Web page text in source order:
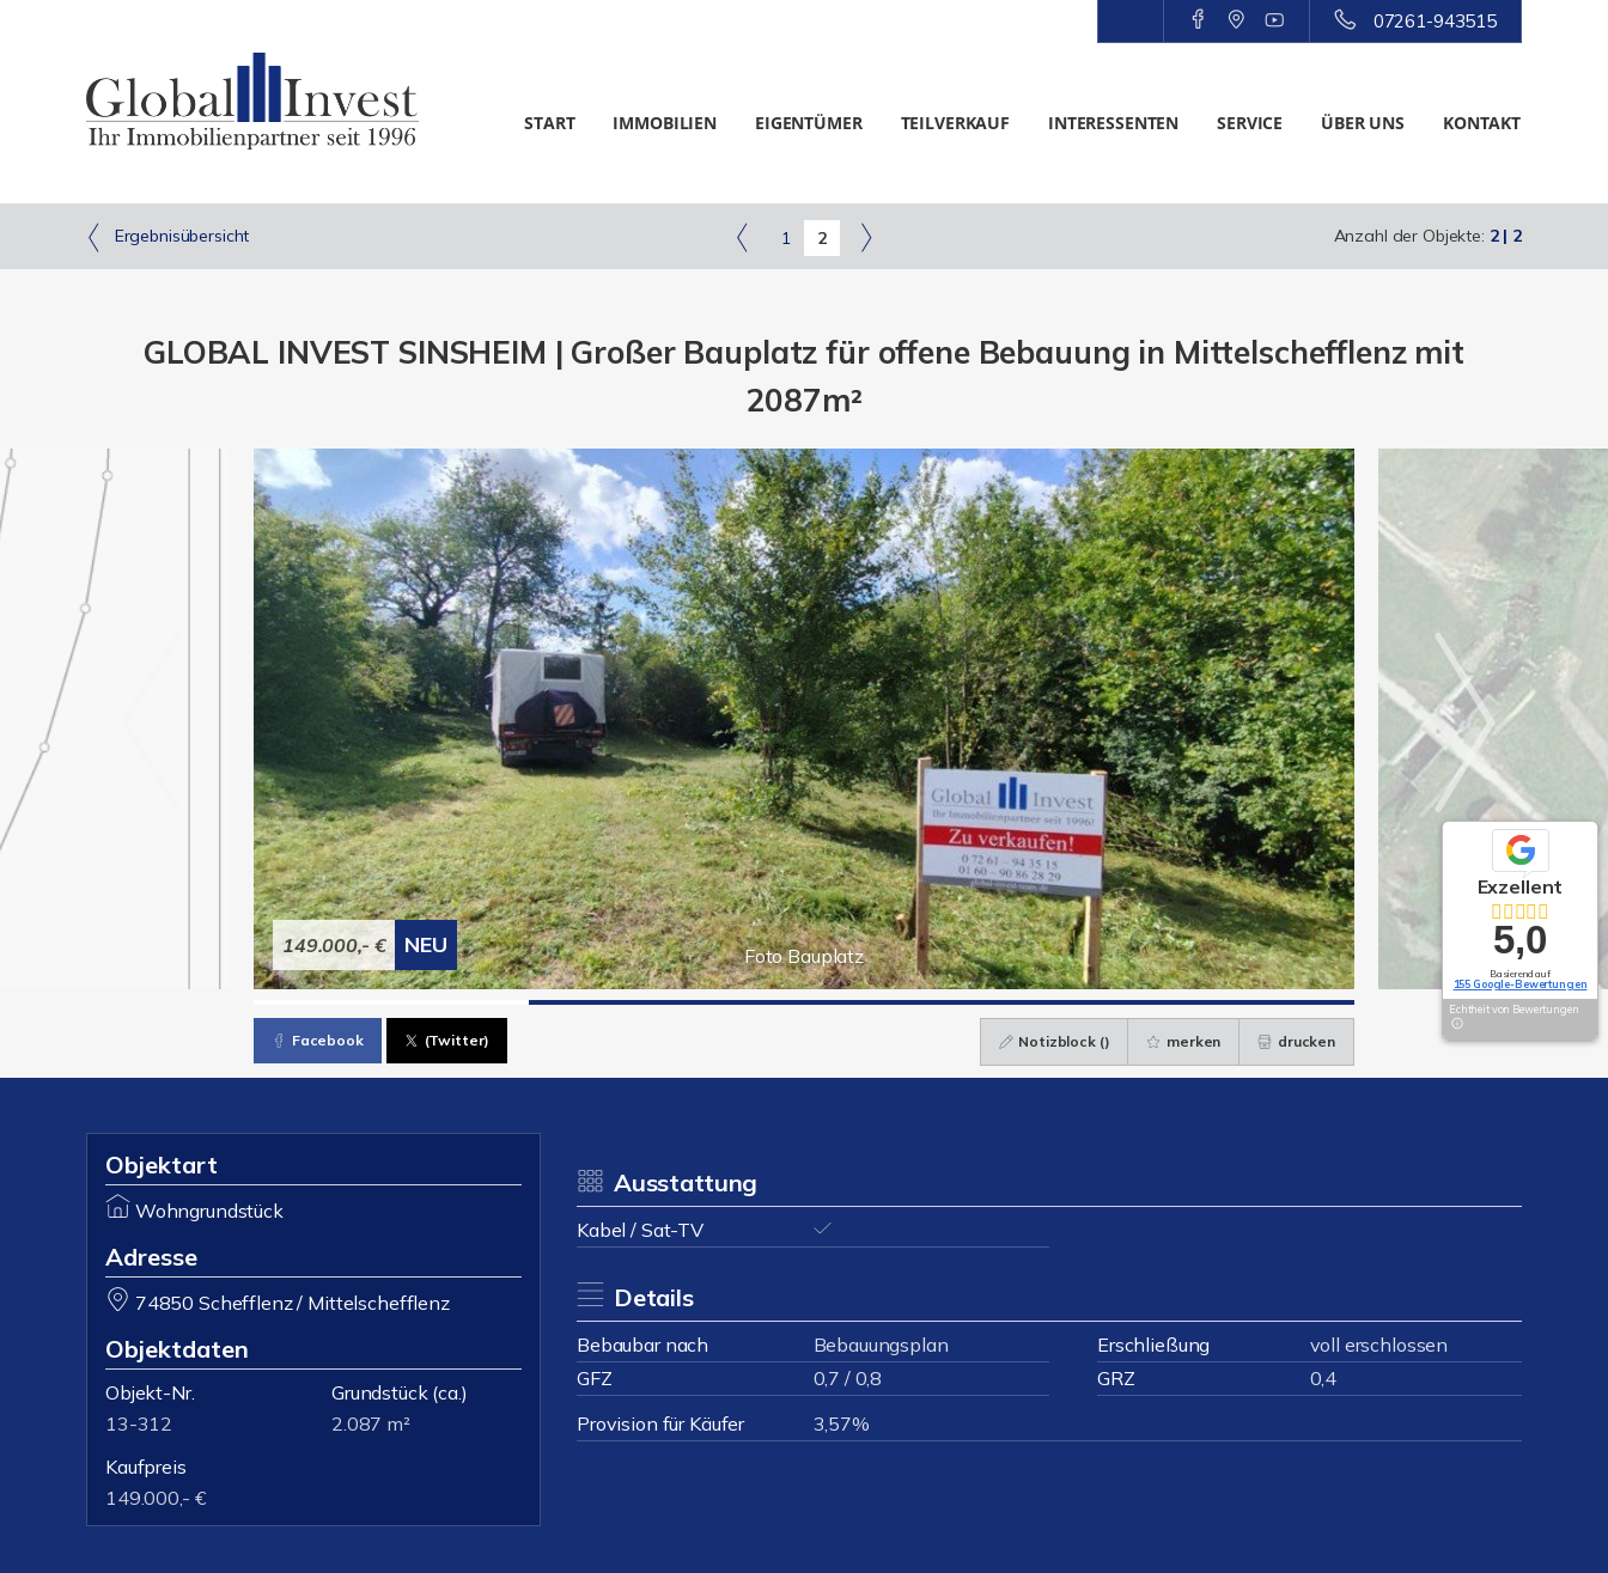
07261-943515
START IMMOBILIEN EIGENTÜMER TEILVERKAUF INTERESSENTEN SERVICE ÜBER UNS KONTAKT
Ergebnisübersicht 1 2 Anzahl der Objekte: 2 | 2
GLOBAL INVEST SINSHEIM | Großer Bauplatz für offene Bebauung in Mittelschefflenz mit
2087m²
Foto Bauplatz
149.000,- € NEU
Facebook (Twitter) Notizblock () merken drucken
Objektart
Wohngrundstück
Adresse
74850 Schefflenz / Mittelschefflenz
Objektdaten
Objekt-Nr.
13-312
Grundstück(ca.)
2.087 m²
Kaufpreis
149.000,- €
Ausstattung
Kabel / Sat-TV
Details
Bebaubar nach Bebauungsplan Erschließung
voll erschlossen
GFZ
0,7 / 0,8 GRZ
0,4
Provision für Käufer
3,57%
Exzellent
5,0
Basierend auf
155 Google-Bewertungen
Echtheit von Bewertungen